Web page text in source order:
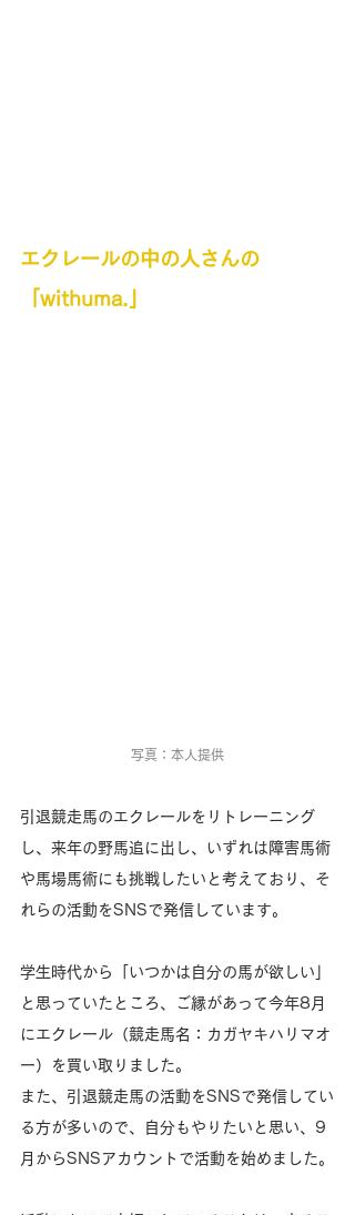
エクレールの中の人さんの
「withuma.」
写真：本人提供
引退競走馬のエクレールをリトレーニング
し、来年の野馬追に出し、いずれは障害馬術
や馬場馬術にも挑戦したいと考えており、そ
れらの活動をSNSで発信しています。
学生時代から「いつかは自分の馬が欲しい」
と思っていたところ、ご縁があって今年8月
にエクレール（競走馬名：カガヤキハリマオ
ー）を買い取りました。
また、引退競走馬の活動をSNSで発信してい
る方が多いので、自分もやりたいと思い、9
月からSNSアカウントで活動を始めました。